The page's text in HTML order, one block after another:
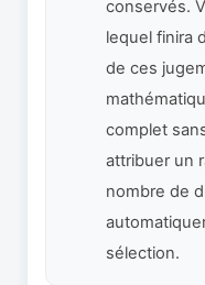
conservés.
lequel finira
de ces
complet
attribuer un
nombre de
sélection.